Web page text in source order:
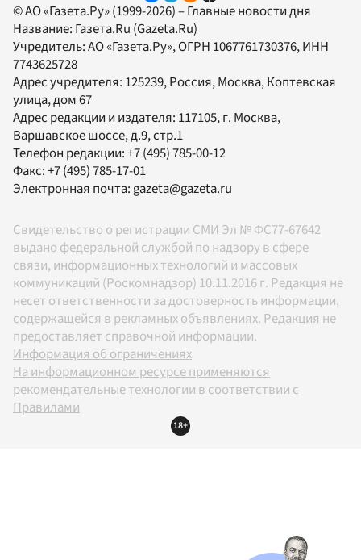
© АО «Газета.Ру» (1999-2026) – Главные новости дня
Название: Газета.Ru (Gazeta.Ru)
Учредитель:АО «Газета.Ру», ОГРН 1067761730376, ИНН
7743625728
Адрес учредителя: 125239, Россия, Москва, Коптевская
улица, дом 67
Адрес редакции и издателя: 117105, г. Москва,
Варшавское шоссе, д.9, стр.1
Телефон редакции:+7 (495) 785-00-12
Факс:+7 (495) 785-17-01
Электронная почта: gazeta@gazeta.ru
Свидетельство о регистрации СМИ Эл № ФС77-67642
выдано федеральной службой по надзору в сфере
связи, информационных технологий и массовых
коммуникаций (Роскомнадзор) 10.11.2016 г. Редакция не
несет ответственности за достоверность информации,
содержащейся в рекламных объявлениях. Редакция не
предоставляет справочной информации.
Информация об ограничениях
На информационном ресурсе применяются
рекомендательные технологии в соответствии с
Правилами
18+